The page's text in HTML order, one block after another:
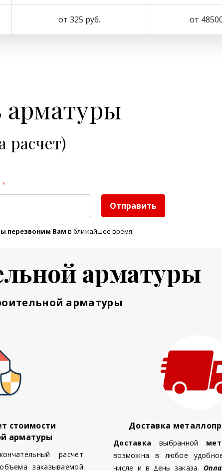
от 325 руб. от
арматуры
расчет)
*
Отправить
ы перезвоним Вам в ближайшее время.
арматуры
арматуры
стоимости
арматуры
расчет
заказываемой
Доставка
Доставка выбранной
возможна в любое
числе и в день заказа.